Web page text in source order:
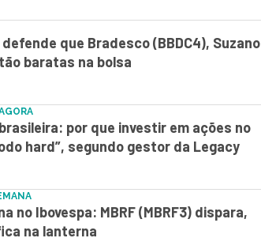
que Bradesco (BBDC4), Suzano
baratas na bolsa
por que investir em ações no
hard”, segundo gestor da Legacy
no Ibovespa: MBRF (MBRF3) dispara,
na lanterna